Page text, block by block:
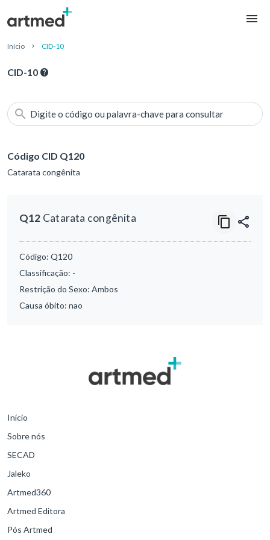
Início CID-10
CID-10
Digite o código ou palavra-chave para consultar
Código CID Q120
Catarata congênita
Q12 Catarata congênita
Código: Q120
Classificação: -
Restrição do Sexo: Ambos
Causa óbito: nao
Início
Sobre nós
SECAD
Jaleko
Artmed360
Artmed Editora
Pós Artmed